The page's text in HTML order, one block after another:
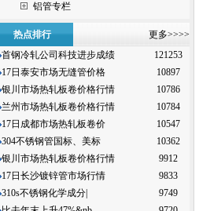
铝管专栏
热点排行
更多>>>>
首钢冷轧公司科技进步成绩
121253
17日泰安市场无缝管价格
10897
银川市场热轧板卷价格行情
10786
兰州市场热轧板卷价格行情
10784
17日成都市场热轧板卷价
10547
304不锈钢管国标、美标
10362
银川市场热轧板卷价格行情
9912
17日长沙镀锌管市场行情
9833
310s不锈钢化学成分|
9749